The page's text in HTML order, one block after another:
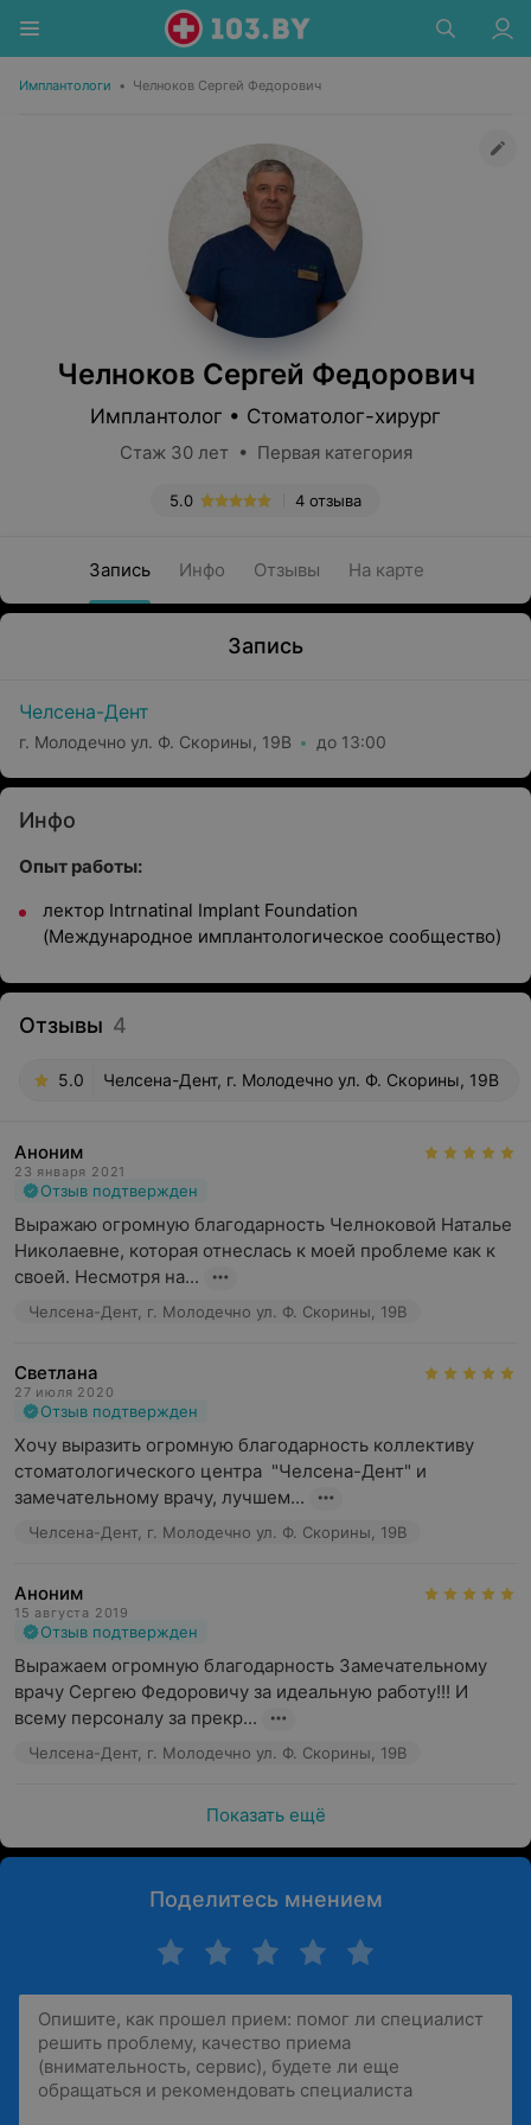
Имплантологи • Челноков Сергей Федорович
Челноков Сергей Федорович
Имплантолог • Стоматолог-хирург
Стаж 30 лет • Первая категория
4 отзыва
5.0
Запись Инфо Отзывы На карте
Запись
Челсена-Дент
г. Молодечно ул. Ф. Скорины, 19В до 13:00
Инфо
Опыт работы:
лектор Intrnatinal Implant Foundation
(Международное имплантологическое сообщество)
Отзывы 4
5.0 Челсена-Дент, г. Молодечно ул. Ф. Скорины, 19В
Аноним
23 января 2021
Отзыв подтвержден
Выражаю огромную благодарность Челноковой Наталье
Николаевне, которая отнеслась к моей проблеме как к
своей. Несмотря на...
Челсена-Дент, г. Молодечно ул. Ф. Скорины, 19В
Светлана
27 июля 2020
Отзыв подтвержден
Хочу выразить огромную благодарность коллективу
стоматологического центра  "Челсена-Дент" и
замечательному врачу, лучшем...
Челсена-Дент, г. Молодечно ул. Ф. Скорины, 19В
Аноним
15 августа 2019
Отзыв подтвержден
Выражаем огромную благодарность Замечательному
врачу Сергею Федоровичу за идеальную работу!!! И
всему персоналу за прекр...
Челсена-Дент, г. Молодечно ул. Ф. Скорины, 19В
Показать ещё
Поделитесь мнением